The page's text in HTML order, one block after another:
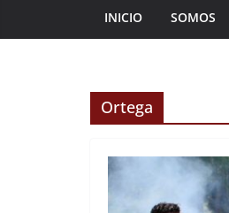
INICIO SOMOS
Ortega